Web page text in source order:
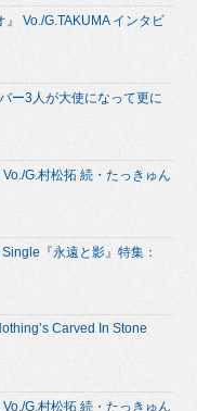
Vo./G.TAKUMA インタビ
ー3人が大使になって更に
G.村松拓 続・たっきゅん
『永遠と影』特集：
Carved In Stone
G.村松拓 続・たっきゅん